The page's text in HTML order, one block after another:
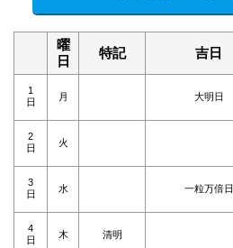
曜
日
特記 吉日
1
日
月 大明日
2
日
火
3
日
水 一粒万倍日
4
日
木 清明